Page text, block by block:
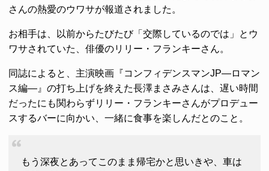
さんの熱愛のウワサが報道されました。
お相手は、以前からたびたび「交際しているのでは」とウ
ワサされていた、俳優のリリー・フランキーさん。
同誌によると、主演映画『コンフィデンスマンJP―ロマン
ス編―』の打ち上げを終えた長澤まさみさんは、遅い時間
だったにも関わらずリリー・フランキーさんがプロデュー
スするバーに向かい、一緒に食事を楽しんだとのこと。
もう深夜とあってこのまま帰宅かと思いきや、車は